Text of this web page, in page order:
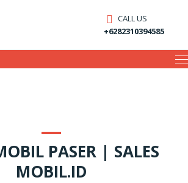
CALL US
+6282310394585
PASER | SALES
MOBIL.ID